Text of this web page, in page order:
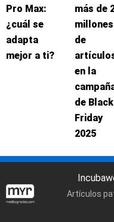
Pro Max:
¿cuál se
adapta
mejor a ti?
más de
millones
de
en la
de Black
Friday
2025
Artículos